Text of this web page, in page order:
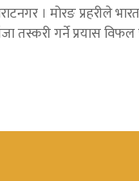
। मोरङ प्रहरीले
तस्करी गर्ने प्रयास विफल